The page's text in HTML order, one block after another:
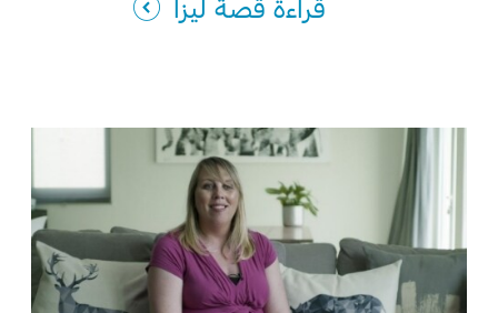
قراءة قصة ليزا